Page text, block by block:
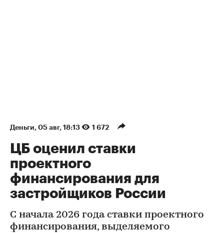
Деньги⁠, 05 авг, 18:13 1 672
ЦБ оценил ставки
проектного
финансирования для
застройщиков России
С начала 2026 года ставки проектного
финансирования, выделяемого